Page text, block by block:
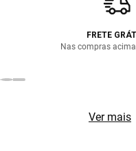
FRETE
Nas compras
Ver mais